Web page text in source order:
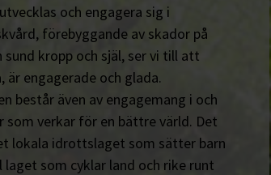
och engagera sig i
förebyggande av skador på
kropp och själ, ser vi till att
är engagerade och glada.
består även av engagemang i och
verkar för en bättre värld. Det
lokala idrottslaget som sätter barn
som cyklar land och rike runt